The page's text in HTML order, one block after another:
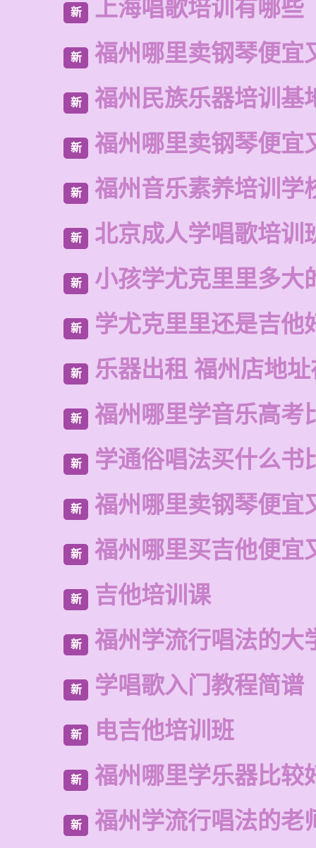
新 上海唱歌培训有哪些
新 福州哪里卖钢琴便宜
新 福州民族乐器培训基
新 福州哪里卖钢琴便宜
新 福州音乐素养培训学
新 北京成人学唱歌培训
新 小孩学尤克里里多大
新 学尤克里里还是吉他
新 乐器出租 福州店地
新 福州哪里学音乐高考
新 学通俗唱法买什么书
新 福州哪里卖钢琴便宜
新 福州哪里买吉他便宜
新 吉他培训课
新 福州学流行唱法的大
新 学唱歌入门教程简谱
新 电吉他培训班
新 福州哪里学乐器比较
新 福州学流行唱法的老